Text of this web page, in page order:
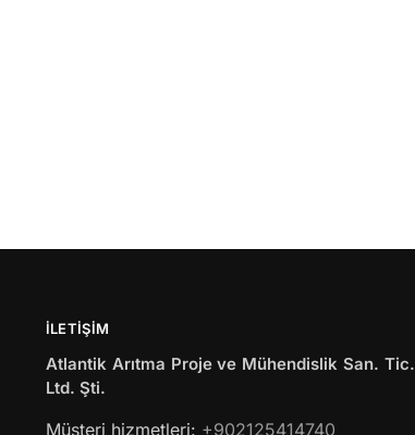
İLETIŞIM
Atlantik Arıtma Proje ve Mühendislik San. Tic.
Ltd. Şti.
Müsteri hizmetleri: +902125414740